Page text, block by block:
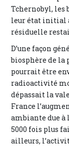
Tchernobyl, les
leur état initial
résiduelle
D’une façon
biosphère de la
pourrait être
radioactivité
dépassait la
France
ambiante due
5000 fois plus
ailleurs,